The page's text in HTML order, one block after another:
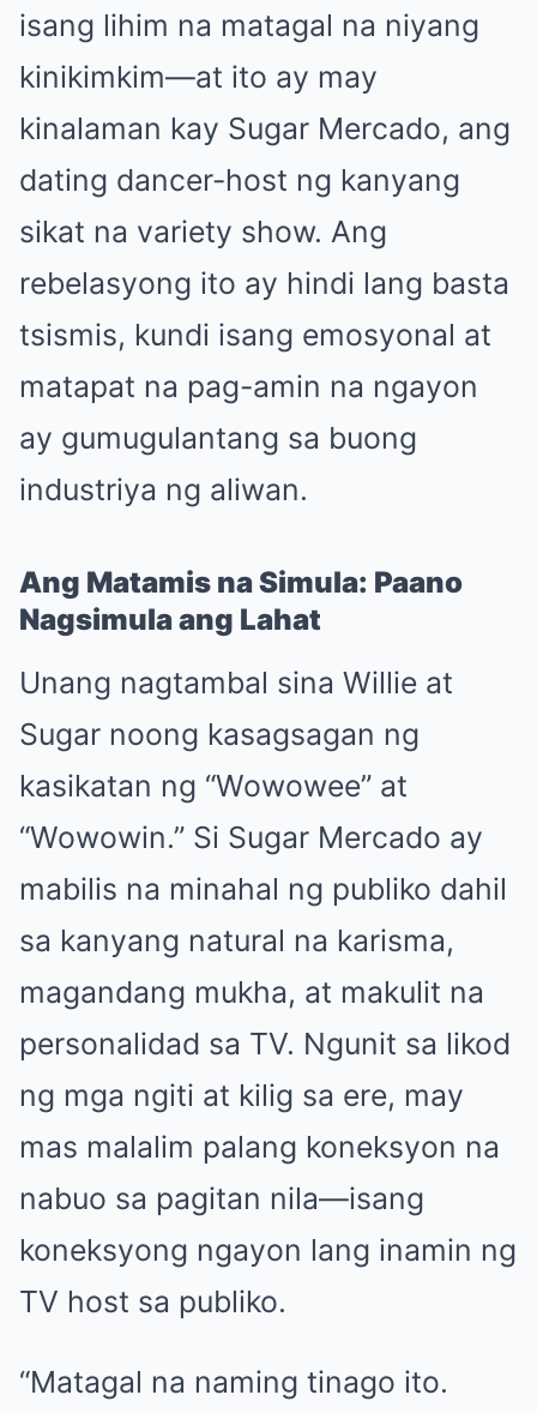
isang lihim na matagal na niyang
kinikimkim—at ito ay may
kinalaman kay Sugar Mercado, ang
dating dancer-host ng kanyang
sikat na variety show. Ang
rebelasyong ito ay hindi lang basta
tsismis, kundi isang emosyonal at
matapat na pag-amin na ngayon
ay gumugulantang sa buong
industriya ng aliwan.
Ang Matamis na Simula: Paano
Nagsimula ang Lahat
Unang nagtambal sina Willie at
Sugar noong kasagsagan ng
kasikatan ng “Wowowee” at
“Wowowin.” Si Sugar Mercado ay
mabilis na minahal ng publiko dahil
sa kanyang natural na karisma,
magandang mukha, at makulit na
personalidad sa TV. Ngunit sa likod
ng mga ngiti at kilig sa ere, may
mas malalim palang koneksyon na
nabuo sa pagitan nila—isang
koneksyong ngayon lang inamin ng
TV host sa publiko.
“Matagal na naming tinago ito.